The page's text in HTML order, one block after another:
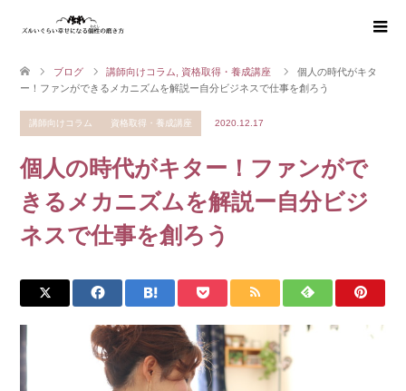
ブログ 講師向けコラム 資格取得・養成講座
個人の時代がキタ
ー！ファンができるメカニズムを解説ー自分ビジネスで仕事を創ろう
講師向けコラム 資格取得・養成講座 2020.12.17
個人の時代がキター！ファンがで
きるメカニズムを解説ー自分ビジ
ネスで仕事を創ろう